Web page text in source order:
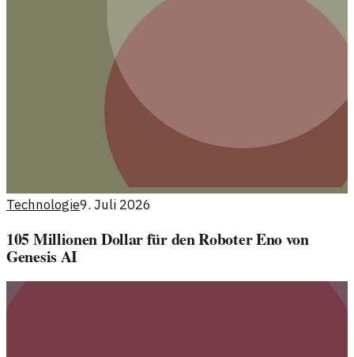
Technologie9. Juli 2026
105 Millionen Dollar für den Roboter Eno von
Genesis AI